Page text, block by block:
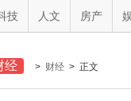
技 人文 房产
经 > 财经 > 正文